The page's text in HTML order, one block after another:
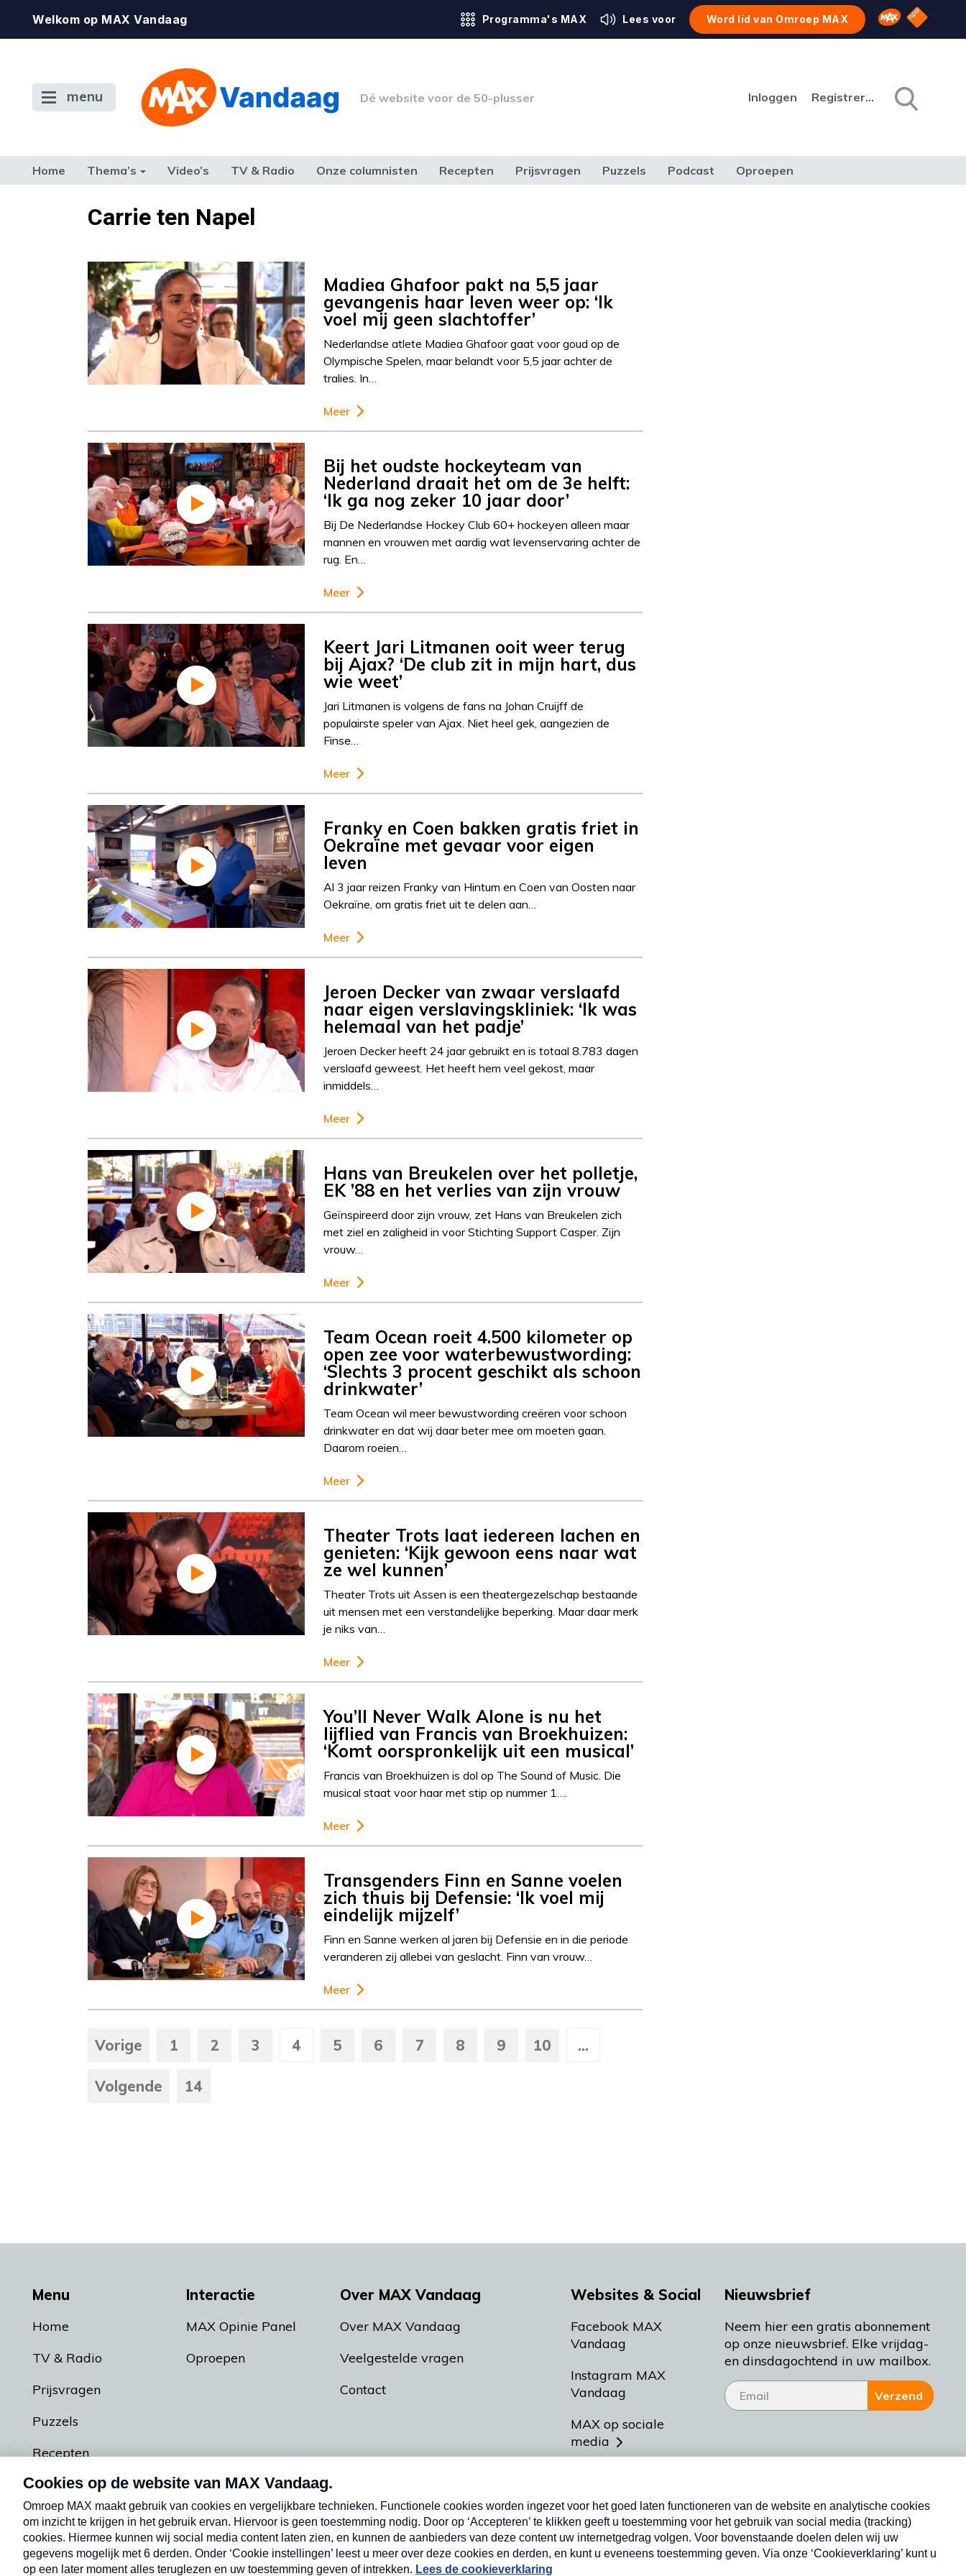
Welkom op MAX Vandaag Programma's MAX Lees voor Word lid van Omroep MAX Omroep MAX
NPO
menu Dé website voor de 50-plusser Inloggen Registreren
Home Thema’s Video’s TV & Radio Onze columnisten Recepten Prijsvragen Puzzels Podcast Oproepen
TERUG NAAR TOENCarrie ten Napel
Madiea Ghafoor pakt na 5,5 jaar
gevangenis haar leven weer op: ‘Ik
voel mij geen slachtoffer’
Nederlandse atlete Madiea Ghafoor gaat voor goud op de
Olympische Spelen, maar belandt voor 5,5 jaar achter de
tralies. In…
Meer
Bij het oudste hockeyteam van
Nederland draait het om de 3e helft:
‘Ik ga nog zeker 10 jaar door’
Bij De Nederlandse Hockey Club 60+ hockeyen alleen maar
mannen en vrouwen met aardig wat levenservaring achter de
rug. En…
Meer
Keert Jari Litmanen ooit weer terug
bij Ajax? ‘De club zit in mijn hart, dus
wie weet’
Jari Litmanen is volgens de fans na Johan Cruijff de
populairste speler van Ajax. Niet heel gek, aangezien de
Finse…
Meer
Franky en Coen bakken gratis friet in
Oekraïne met gevaar voor eigen
leven
Al 3 jaar reizen Franky van Hintum en Coen van Oosten naar
Oekraïne, om gratis friet uit te delen aan…
Meer
Jeroen Decker van zwaar verslaafd
naar eigen verslavingskliniek: ‘Ik was
helemaal van het padje’
Jeroen Decker heeft 24 jaar gebruikt en is totaal 8.783 dagen
verslaafd geweest. Het heeft hem veel gekost, maar
inmiddels…
Meer
Hans van Breukelen over het polletje,
EK ’88 en het verlies van zijn vrouw
Geïnspireerd door zijn vrouw, zet Hans van Breukelen zich
met ziel en zaligheid in voor Stichting Support Casper. Zijn
vrouw…
Meer
Team Ocean roeit 4.500 kilometer op
open zee voor waterbewustwording:
‘Slechts 3 procent geschikt als schoon
drinkwater’
Team Ocean wil meer bewustwording creëren voor schoon
drinkwater en dat wij daar beter mee om moeten gaan.
Daarom roeien…
Meer
Theater Trots laat iedereen lachen en
genieten: ‘Kijk gewoon eens naar wat
ze wel kunnen’
Theater Trots uit Assen is een theatergezelschap bestaande
uit mensen met een verstandelijke beperking. Maar daar merk
je niks van…
Meer
You’ll Never Walk Alone is nu het
lijflied van Francis van Broekhuizen:
‘Komt oorspronkelijk uit een musical’
Francis van Broekhuizen is dol op The Sound of Music. Die
musical staat voor haar met stip op nummer 1….
Meer
Transgenders Finn en Sanne voelen
zich thuis bij Defensie: ‘Ik voel mij
eindelijk mijzelf’
Finn en Sanne werken al jaren bij Defensie en in die periode
veranderen zij allebei van geslacht. Finn van vrouw…
Meer
Vorige 1 2 3 4 5 6 7 8 9 10 ...
Volgende 14
Menu
Home
TV & Radio
Prijsvragen
Puzzels
Recepten
Podcasts
Interactie
MAX Opinie Panel
Oproepen
Over MAX Vandaag
Over MAX Vandaag
Veelgestelde vragen
Contact
Websites & Social
Facebook MAX
Vandaag
Instagram MAX
Vandaag
MAX op sociale
media
Meldpunt Actueel
Heel Holland Bakt
Nieuwsbrief
Neem hier een gratis abonnement
op onze nieuwsbrief. Elke vrijdag-
en dinsdagochtend in uw mailbox.
Verzend
Nieuwsbrief
Neem hier een gratis abonnement op onze